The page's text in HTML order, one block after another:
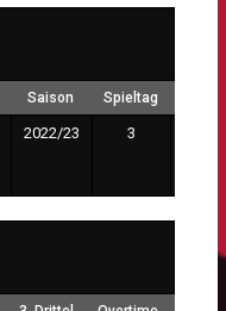
Saison Spieltag
2022/23 3